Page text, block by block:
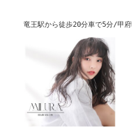
竜王駅から徒歩20分車で5分/甲